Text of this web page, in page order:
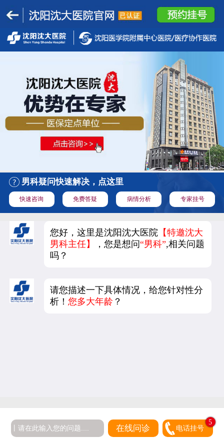
男科疑问快速解决，点这里
快速咨询 免费答疑 病情分析 专家挂号
您好，这里是沈阳沈大医院 【特邀沈大
男科主任】
，您是想问“男科”,相关问题
吗？
请您描述一下具体情况，给您针对性分
析！您多大年龄 ？
在线问诊 电话挂号
5